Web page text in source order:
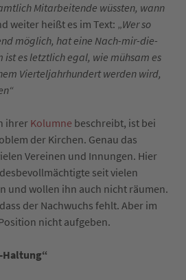
Mitarbeitende wüssten, wann
weiter heißt es im Text: „Wer so
möglich, hat eine Nach-mir-die-
es letztlich egal, wie mühsam es
Vierteljahrhundert werden wird,
ihrer Kolumne beschreibt, ist bei
der Kirchen. Genau das
Vereinen und Innungen. Hier
seit vielen
und wollen ihn auch nicht räumen.
der Nachwuchs fehlt. Aber im
nicht aufgeben.